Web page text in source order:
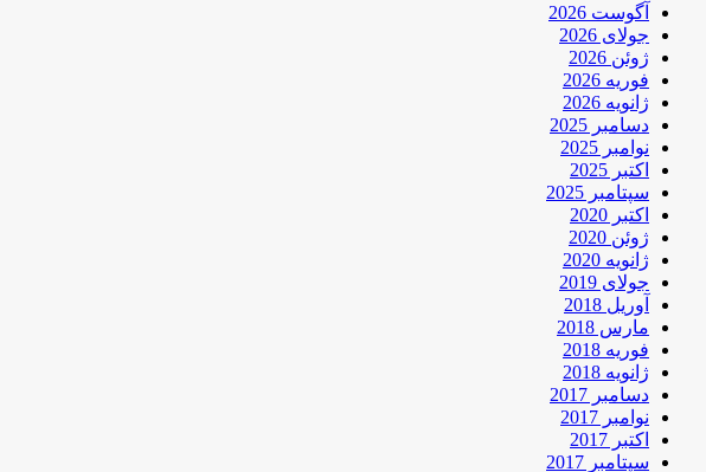
آگوست 2026
جولای 2026
ژوئن 2026
فوریه 2026
ژانویه 2026
دسامبر 2025
نوامبر 2025
اکتبر 2025
سپتامبر 2025
اکتبر 2020
ژوئن 2020
ژانویه 2020
جولای 2019
آوریل 2018
مارس 2018
فوریه 2018
ژانویه 2018
دسامبر 2017
نوامبر 2017
اکتبر 2017
سپتامبر 2017